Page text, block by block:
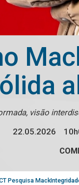
visão
22.05.2026
Pesquisa